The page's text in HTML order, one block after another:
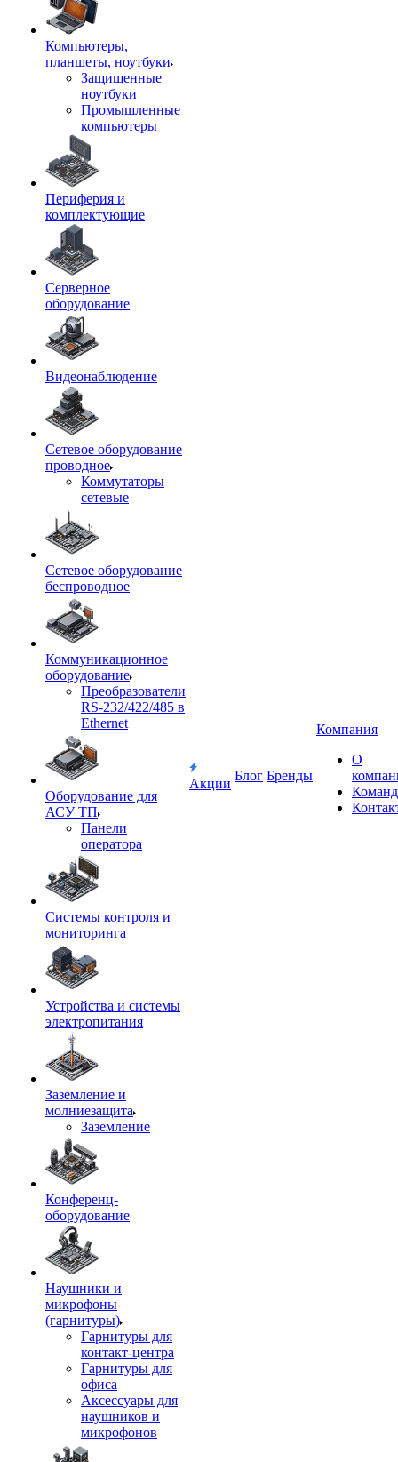
Компьютеры,
планшеты, ноутбуки
Защищенные
ноутбуки
Промышленные
компьютеры
Периферия и
комплектующие
Серверное
оборудование
Видеонаблюдение
Сетевое оборудование
проводное
Коммутаторы
сетевые
Сетевое оборудование
беспроводное
Коммуникационное
оборудование
Преобразователи
RS-232/422/485 в
Ethernet
Оборудование для
АСУ ТП
Панели
оператора
Системы контроля и
мониторинга
Устройства и системы
электропитания
Заземление и
молниезащита
Заземление
Конференц-
оборудование
Наушники и
микрофоны
(гарнитуры)
Гарнитуры для
контакт-центра
Гарнитуры для
офиса
Аксессуары для
наушников и
микрофонов
Акции
Блог Бренды
Компания
О